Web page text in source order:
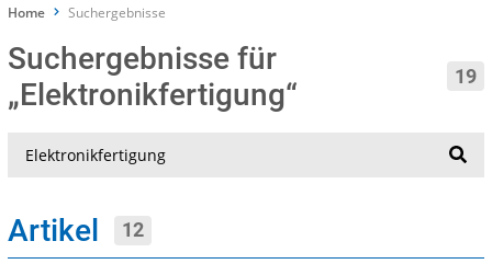
Home Suchergebnisse
Suchergebnisse für
„Elektronikfertigung“
19
Artikel 12